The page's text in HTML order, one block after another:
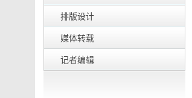
排版设计
媒体转载
记者编辑